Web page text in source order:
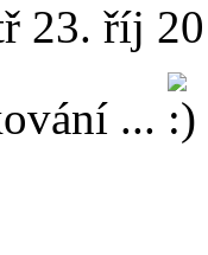
23. říj
...